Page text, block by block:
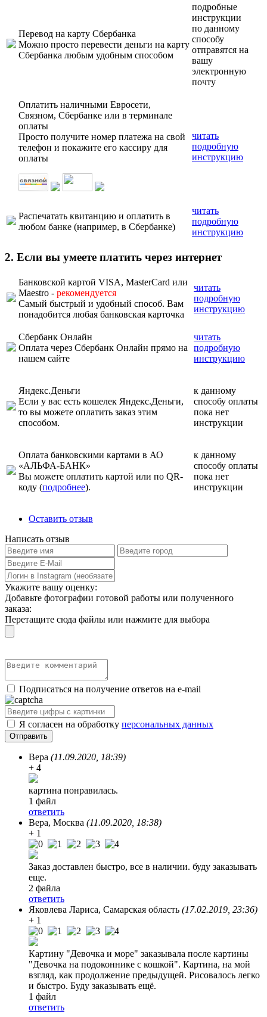
Перевод на карту Сбербанка
Можно просто перевести деньги на карту
Сбербанка любым удобным способом
подробные
инструкции
по данному
способу
отправятся на
вашу
электронную
почту
Оплатить наличными Евросети,
Связном, Сбербанке или в терминале
оплаты
Просто получите номер платежа на свой
телефон и покажите его кассиру для
оплаты
читать
подробную
инструкцию
Распечатать квитанцию и оплатить в
любом банке (например, в Сбербанке)
читать
подробную
инструкцию
2. Если вы умеете платить через интернет
Банковской картой VISA, MasterCard или
Maestro - рекомендуется
Самый быстрый и удобный способ. Вам
понадобится любая банковская карточка
читать
подробную
инструкцию
Сбербанк Онлайн
Оплата через Сбербанк Онлайн прямо на
нашем сайте
читать
подробную
инструкцию
Яндекс.Деньги
Если у вас есть кошелек Яндекс.Деньги,
то вы можете оплатить заказ этим
способом.
к данному
способу оплаты
пока нет
инструкции
Оплата банковскими картами в АО
«АЛЬФА-БАНК»
Вы можете оплатить картой или по QR-
коду (подробнее).
к данному
способу оплаты
пока нет
инструкции
Оставить отзыв
Написать отзыв
Укажите вашу оценку:
Добавьте фотографии готовой работы или полученного
заказа:
Перетащите сюда файлы или нажмите для выбора
Подписаться на получение ответов на e-mail
Я согласен на обработку персональных данных
Вера (11.09.2020, 18:39)
+ 4
картина понравилась.
1 файл
ответить
Вера, Москва (11.09.2020, 18:38)
+ 1
Заказ доставлен быстро, все в наличии. буду заказывать
еще.
2 файла
ответить
Яковлева Лариса, Самарская область (17.02.2019, 23:36)
+ 1
Картину "Девочка и море" заказывала после картины
"Девочка на подоконнике с кошкой". Картина, на мой
взгляд, как продолжение предыдущей. Рисовалось легко
и быстро. Буду заказывать ещё.
1 файл
ответить